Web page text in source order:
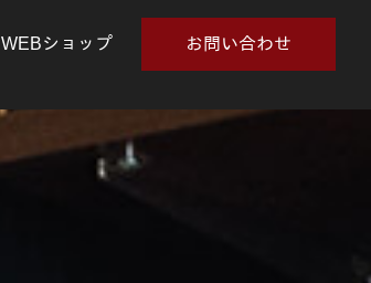
WEBショップ お問い合わせ